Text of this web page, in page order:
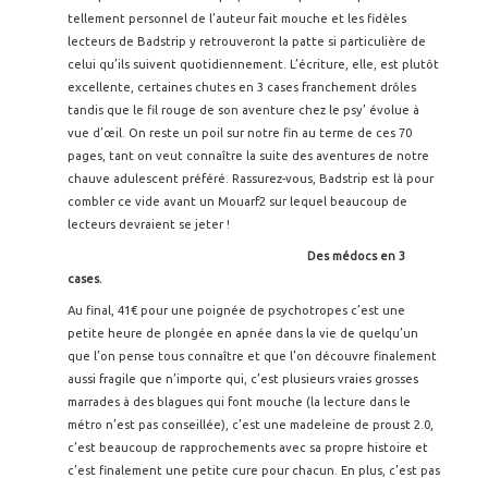
tellement personnel de l’auteur fait mouche et les fidèles
lecteurs de Badstrip y retrouveront la patte si particulière de
celui qu’ils suivent quotidiennement. L’écriture, elle, est plutôt
excellente, certaines chutes en 3 cases franchement drôles
tandis que le fil rouge de son aventure chez le psy’ évolue à
vue d’œil. On reste un poil sur notre fin au terme de ces 70
pages, tant on veut connaître la suite des aventures de notre
chauve adulescent préféré. Rassurez-vous, Badstrip est là pour
combler ce vide avant un Mouarf2 sur lequel beaucoup de
lecteurs devraient se jeter !
Des médocs en 3
cases.
Au final, 41€ pour une poignée de psychotropes c’est une
petite heure de plongée en apnée dans la vie de quelqu’un
que l’on pense tous connaître et que l’on découvre finalement
aussi fragile que n’importe qui, c’est plusieurs vraies grosses
marrades à des blagues qui font mouche (la lecture dans le
métro n’est pas conseillée), c’est une madeleine de proust 2.0,
c’est beaucoup de rapprochements avec sa propre histoire et
c’est finalement une petite cure pour chacun. En plus, c’est pas